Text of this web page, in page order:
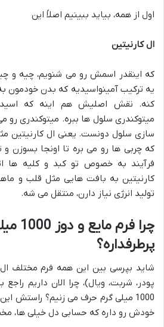
اول از همه، بیاید ببینیم اصلاً این
ال کارنیتین
که اینقدر اسمش رو می شنویم، چیه و
یه ترکیب آمینواسیدیه که بدن
کنه. نقش اصلیش هم اینه که
میتوکندری سلول ها ببره. میتوکندری رو
سازی سلول دونست. یعنی ال کارنیتین
که چربی ها رو می بره تا اونجا بسوزن
فرآیند به خصوص تو کبد و کلیه ها
کارنیتین به بافت هایی مثل قلب و
تولید انرژی نیاز دارن، منتقل می شه.
چرا
پرطرفداره؟
شاید بپرسی بین این همه فرم مختلف
پودر، شربت، ویال)، چرا الان داریم راجع
1000 میلی گرم حرف می زنیم؟ راستش
خودش رو داره که حسابی دل خیلی ها،